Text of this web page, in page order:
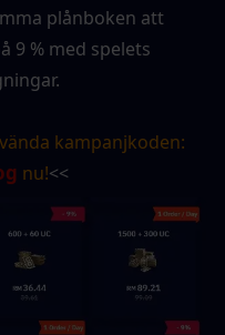
plånboken att
9 % med spelets
nu!<<